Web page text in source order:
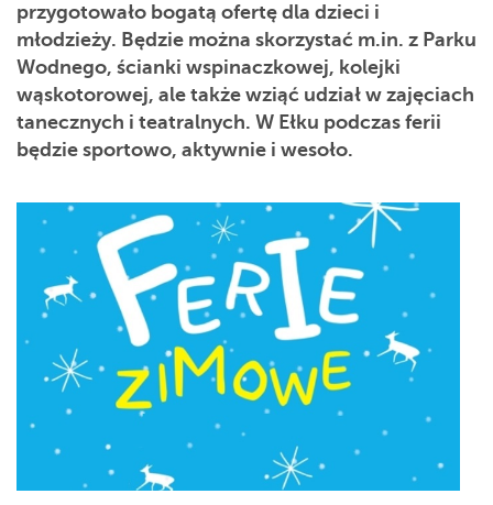
przygotowało bogatą ofertę dla dzieci i
młodzieży. Będzie można skorzystać m.in. z Parku
Wodnego, ścianki wspinaczkowej, kolejki
wąskotorowej, ale także wziąć udział w zajęciach
tanecznych i teatralnych. W Ełku podczas ferii
będzie sportowo, aktywnie i wesoło.